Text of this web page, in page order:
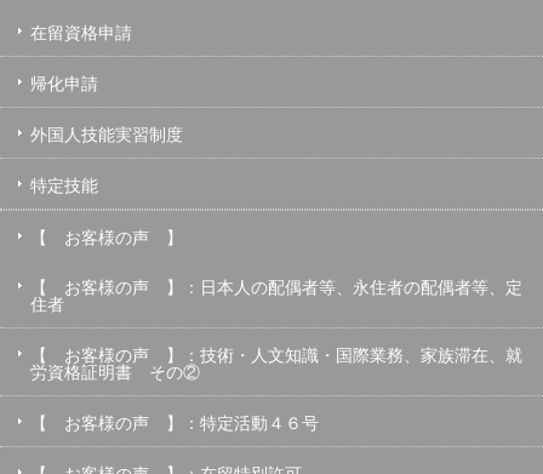
在留資格申請
帰化申請
外国人技能実習制度
特定技能
【 お客様の声 】
【 お客様の声 】：日本人の配偶者等、永住者の配偶者等、定
住者
【 お客様の声 】：技術・人文知識・国際業務、家族滞在、就
労資格証明書 その②
【 お客様の声 】：特定活動４６号